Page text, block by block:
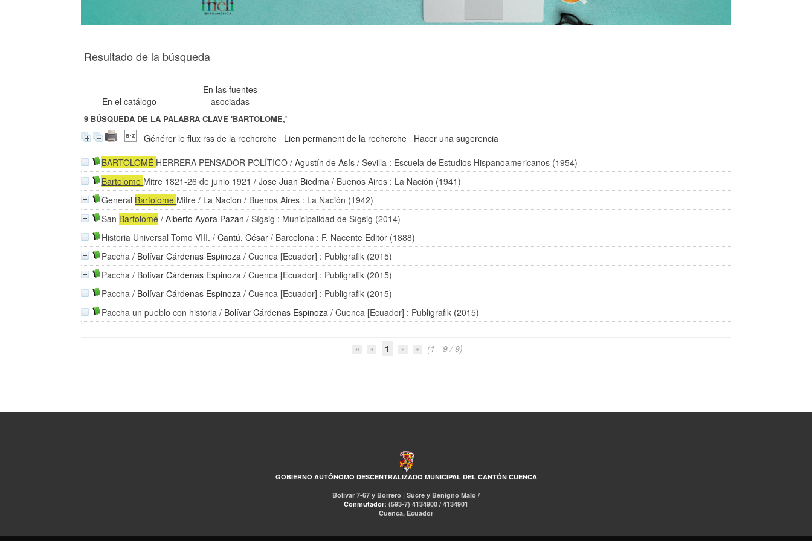
Resultado de la búsqueda
En el catálogo
En las fuentes
asociadas
9 BÚSQUEDA DE LA PALABRA CLAVE'BARTOLOME,'
Générer le flux rss de la recherche Lien permanent de la recherche
Hacer una sugerencia
BARTOLOMÉ HERRERA PENSADOR POLÍTICO /Agustín de Asís / Sevilla : Escuela de Estudios Hispanoamericanos (1954)
Bartolome Mitre 1821-26 de junio 1921 /Jose Juan Biedma / Buenos Aires : La Nación (1941)
General Bartolome Mitre / La Nacion / Buenos Aires : La Nación (1942)
San Bartolomé /Alberto Ayora Pazan / Sígsig : Municipalidad de Sígsig (2014)
Historia Universal Tomo VIII. /Cantú, César / Barcelona : F. Nacente Editor (1888)
Paccha / Bolívar Cárdenas Espinoza / Cuenca [Ecuador] : Publigrafik (2015)
Paccha / Bolívar Cárdenas Espinoza / Cuenca [Ecuador] : Publigrafik (2015)
Paccha / Bolívar Cárdenas Espinoza / Cuenca [Ecuador] : Publigrafik (2015)
Paccha un pueblo con historia / Bolívar Cárdenas Espinoza / Cuenca [Ecuador] : Publigrafik (2015)
1 (1 - 9 / 9)
GOBIERNO AUTÓNOMO DESCENTRALIZADO MUNICIPAL DEL CANTÓN CUENCA
Bolívar 7-67 y Borrero | Sucre y Benigno Malo /
Conmutador: (593-7) 4134900 / 4134901
Cuenca, Ecuador